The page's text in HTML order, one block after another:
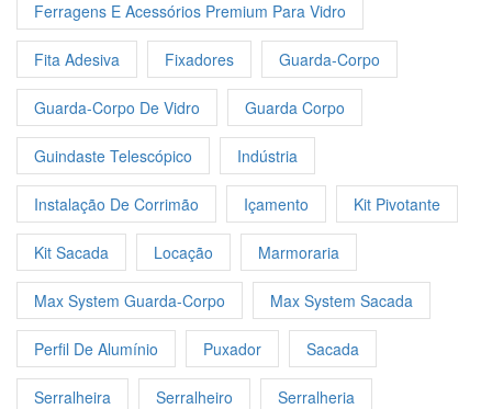
Ferragens E Acessórios Premium Para Vidro
Fita Adesiva Fixadores Guarda-Corpo
Guarda-Corpo De Vidro Guarda Corpo
Guindaste Telescópico Indústria
Instalação De Corrimão Içamento Kit Pivotante
Kit Sacada Locação Marmoraria
Max System Guarda-Corpo Max System Sacada
Perfil De Alumínio Puxador Sacada
Serralheira Serralheiro Serralheria